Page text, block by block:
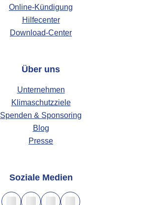
Online-Kündigung
Hilfecenter
Download-Center
Über uns
Unternehmen
Klimaschutzziele
Spenden & Sponsoring
Blog
Presse
Soziale Medien